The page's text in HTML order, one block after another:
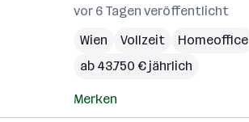
vor 6 Tagen veröffentlicht
Wien
Vollzeit
Homeoffice
ab 43.750 € jährlich
Merken